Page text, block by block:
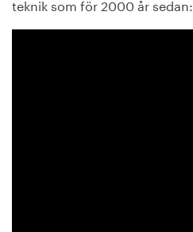
teknik som för 2000 år sedan: